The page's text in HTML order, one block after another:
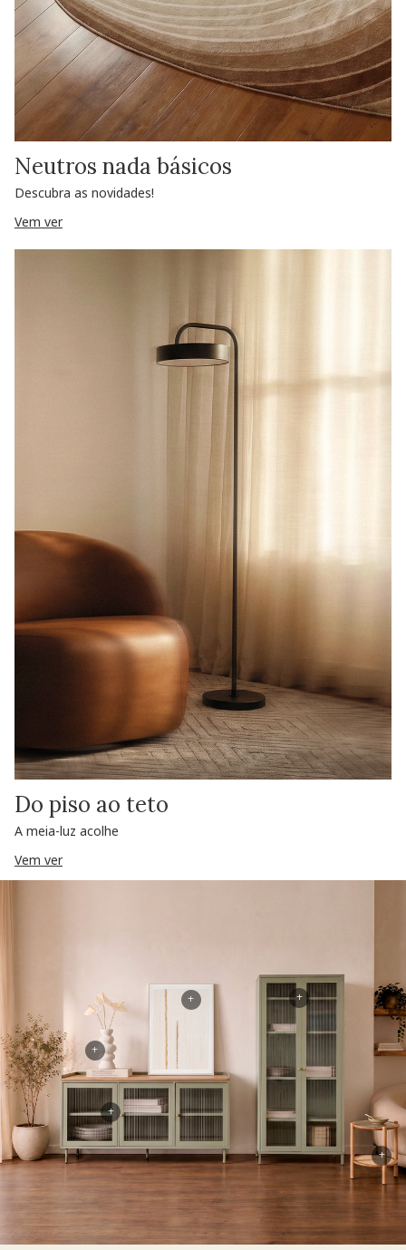
Neutros nada básicos
Descubra as novidades!
Vem ver
Do piso ao teto
A meia-luz acolhe
Vem ver
+
+
+
+
+